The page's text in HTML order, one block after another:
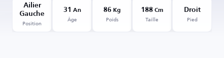
Ailier
Gauche
Position
31 An
Âge
86 Kg
Poids
188Cm
Taille
Droit
Pied